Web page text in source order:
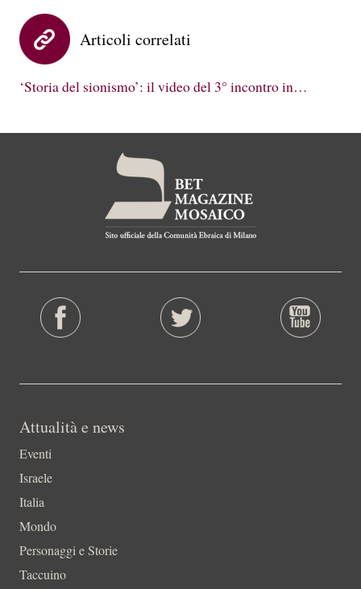
Articoli correlati
‘Storia del sionismo’: il video del 3° incontro in…
Attualità e news
Eventi
Israele
Italia
Mondo
Personaggi e Storie
Taccuino